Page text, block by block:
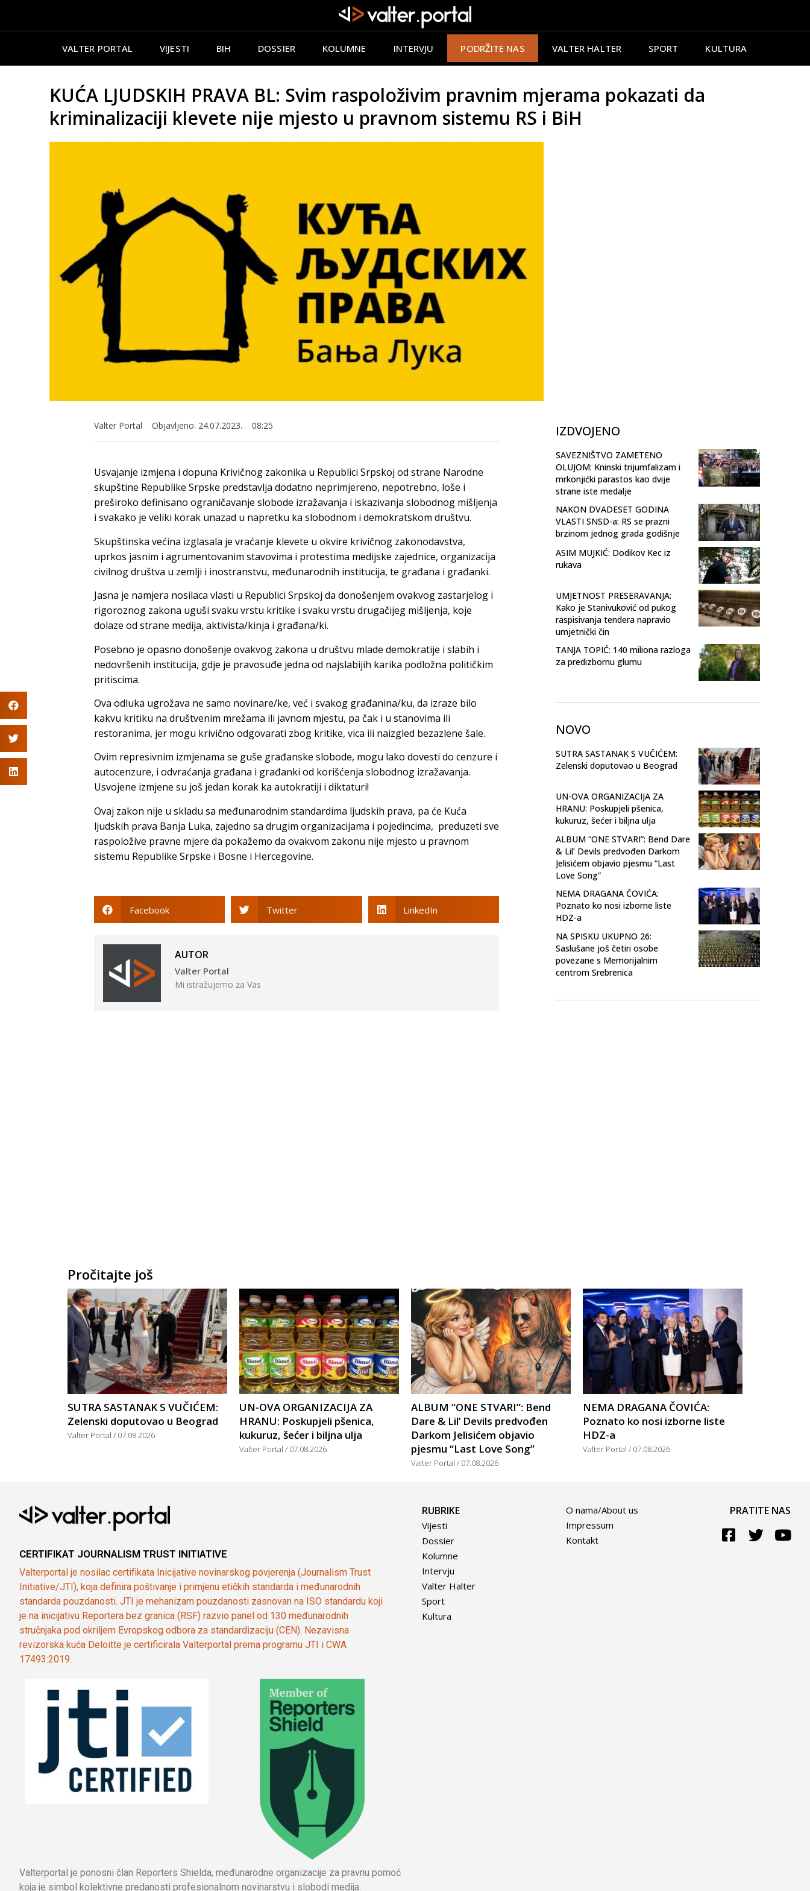
VALTER PORTAL VIJESTI BIH DOSSIER KOLUMNE INTERVJU PODRŽITE NAS VALTER HALTER SPORT KULTURA
KUĆA LJUDSKIH PRAVA BL: Svim raspoloživim pravnim mjerama pokazati da
kriminalizaciji klevete nije mjesto u pravnom sistemu RS i BiH
Valter Portal Objavljeno: 24.07.2023. 08:25
Usvajanje izmjena i dopuna Krivičnog zakonika u Republici Srpskoj od strane Narodne
skupštine Republike Srpske predstavlja dodatno neprimjereno, nepotrebno, loše i
preširoko definisano ograničavanje slobode izražavanja i iskazivanja slobodnog mišljenja
i svakako je veliki korak unazad u napretku ka slobodnom i demokratskom društvu.
Skupštinska većina izglasala je vraćanje klevete u okvire krivičnog zakonodavstva,
uprkos jasnim i agrumentovanim stavovima i protestima medijske zajednice, organizacija
civilnog društva u zemlji i inostranstvu, međunarodnih institucija, te građana i građanki.
Jasna je namjera nosilaca vlasti u Republici Srpskoj da donošenjem ovakvog zastarjelog i
rigoroznog zakona uguši svaku vrstu kritike i svaku vrstu drugačijeg mišljenja, koje
dolaze od strane medija, aktivista/kinja i građana/ki.
Posebno je opasno donošenje ovakvog zakona u društvu mlade demokratije i slabih i
nedovršenih institucija, gdje je pravosuđe jedna od najslabijih karika podložna političkim
pritiscima.
Ova odluka ugrožava ne samo novinare/ke, već i svakog građanina/ku, da izraze bilo
kakvu kritiku na društvenim mrežama ili javnom mjestu, pa čak i u stanovima ili
restoranima, jer mogu krivično odgovarati zbog kritike, vica ili naizgled bezazlene šale.
Ovim represivnim izmjenama se guše građanske slobode, mogu lako dovesti do cenzure i
autocenzure, i odvraćanja građana i građanki od korišćenja slobodnog izražavanja.
Usvojene izmjene su još jedan korak ka autokratiji i diktaturi!
Ovaj zakon nije u skladu sa međunarodnim standardima ljudskih prava, pa će Kuća
ljudskih prava Banja Luka, zajedno sa drugim organizacijama i pojedincima, preduzeti sve
raspoložive pravne mjere da pokažemo da ovakvom zakonu nije mjesto u pravnom
sistemu Republike Srpske i Bosne i Hercegovine.
Facebook Twitter LinkedIn
AUTOR
Valter Portal
Mi istražujemo za Vas
IZDVOJENO
SAVEZNIŠTVO ZAMETENO
OLUJOM: Kninski trijumfalizam i
mrkonjićki parastos kao dvije
strane iste medalje
NAKON DVADESET GODINA
VLASTI SNSD-a: RS se prazni
brzinom jednog grada godišnje
ASIM MUJKIĆ: Dodikov Kec iz
rukava
UMJETNOST PRESERAVANJA:
Kako je Stanivuković od pukog
raspisivanja tendera napravio
umjetnički čin
TANJA TOPIĆ: 140 miliona razloga
za predizbornu glumu
NOVO
SUTRA SASTANAK S VUČIĆEM:
Zelenski doputovao u Beograd
UN-OVA ORGANIZACIJA ZA
HRANU: Poskupjeli pšenica,
kukuruz, šećer i biljna ulja
ALBUM “ONE STVARI”: Bend Dare
& Lil’ Devils predvođen Darkom
Jelisićem objavio pjesmu “Last
Love Song”
NEMA DRAGANA ČOVIĆA:
Poznato ko nosi izborne liste
HDZ-a
NA SPISKU UKUPNO 26:
Saslušane još četiri osobe
povezane s Memorijalnim
centrom Srebrenica
Pročitajte još
SUTRA SASTANAK S VUČIĆEM:
Zelenski doputovao u Beograd
Valter Portal 07.08.2026
UN-OVA ORGANIZACIJA ZA
HRANU: Poskupjeli pšenica,
kukuruz, šećer i biljna ulja
Valter Portal 07.08.2026
ALBUM “ONE STVARI”: Bend
Dare & Lil’ Devils predvođen
Darkom Jelisićem objavio
pjesmu “Last Love Song”
Valter Portal 07.08.2026
NEMA DRAGANA ČOVIĆA:
Poznato ko nosi izborne liste
HDZ-a
Valter Portal 07.08.2026
CERTIFIKAT JOURNALISM TRUST INITIATIVE
Valterportal je nosilac certifikata Inicijative novinarskog povjerenja (Journalism Trust
Initiative/JTI), koja definira poštivanje i primjenu etičkih standarda i međunarodnih
standarda pouzdanosti. JTI je mehanizam pouzdanosti zasnovan na ISO standardu koji
je na inicijativu Reportera bez granica (RSF) razvio panel od 130 međunarodnih
stručnjaka pod okriljem Evropskog odbora za standardizaciju (CEN). Nezavisna
revizorska kuća Deloitte je certificirala Valterportal prema programu JTI i CWA
17493:2019.
Valterportal je ponosni član Reporters Shielda, međunarodne organizacije za pravnu pomoć
koja je simbol kolektivne predanosti profesionalnom novinarstvu i slobodi medija.
RUBRIKE
Vijesti
Dossier
Kolumne
Intervju
Valter Halter
Sport
Kultura
O nama/About us
Impressum
Kontakt
PRATITE NAS